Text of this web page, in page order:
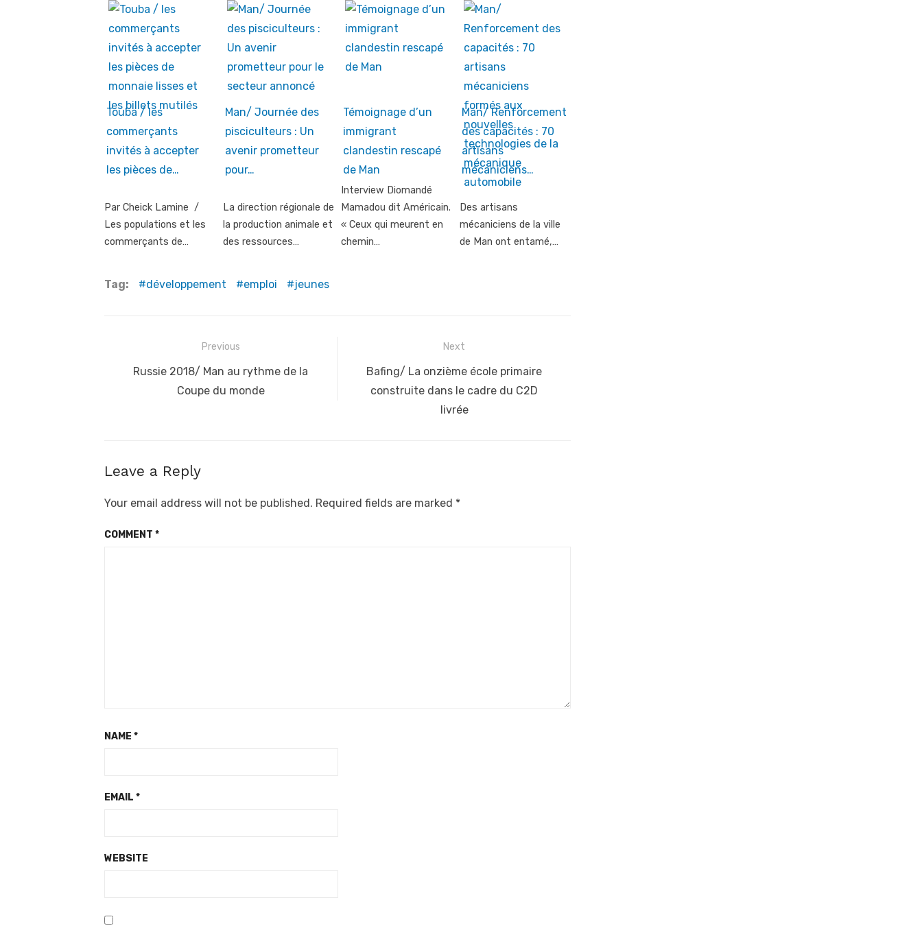
Touba / les
commerçants
invités à accepter
les pièces de…
Par Cheick Lamine /
Les populations et les
commerçants de…
Man/ Journée des
pisciculteurs : Un
avenir prometteur
pour…
La direction régionale de
la production animale et
des ressources…
Témoignage d’un
immigrant
clandestin rescapé
de Man
Interview Diomandé
Mamadou dit Américain.
« Ceux qui meurent en
chemin…
Man/ Renforcement
des capacités : 70
artisans
mécaniciens…
Des artisans
mécaniciens de la ville
de Man ont entamé,…
Tag: développement emploi jeunes
navigation
Previous
Previous
Russie 2018/ Man au rythme de la
Coupe du monde
Next
Next
post:
Bafing/ La onzième école primaire
construite dans le cadre du C2D
livrée
Leave a Reply
Your email address will not be published. Required fields are marked *
COMMENT *
NAME *
EMAIL *
WEBSITE